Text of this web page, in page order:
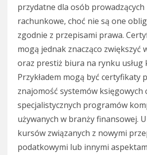
przydatne dla osób
rachunkowe, choć nie są one
zgodnie z przepisami prawa.
mogą jednak znacząco zwiększyć
oraz prestiż biura na rynku usług
Przykładem mogą być certyfikaty
znajomość systemów księgowych
specjalistycznych programów
używanych w branży finansowej.
kursów związanych z nowymi
podatkowymi lub innymi